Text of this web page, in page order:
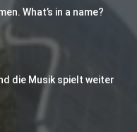
What’s in a name?
die Musik spielt weiter